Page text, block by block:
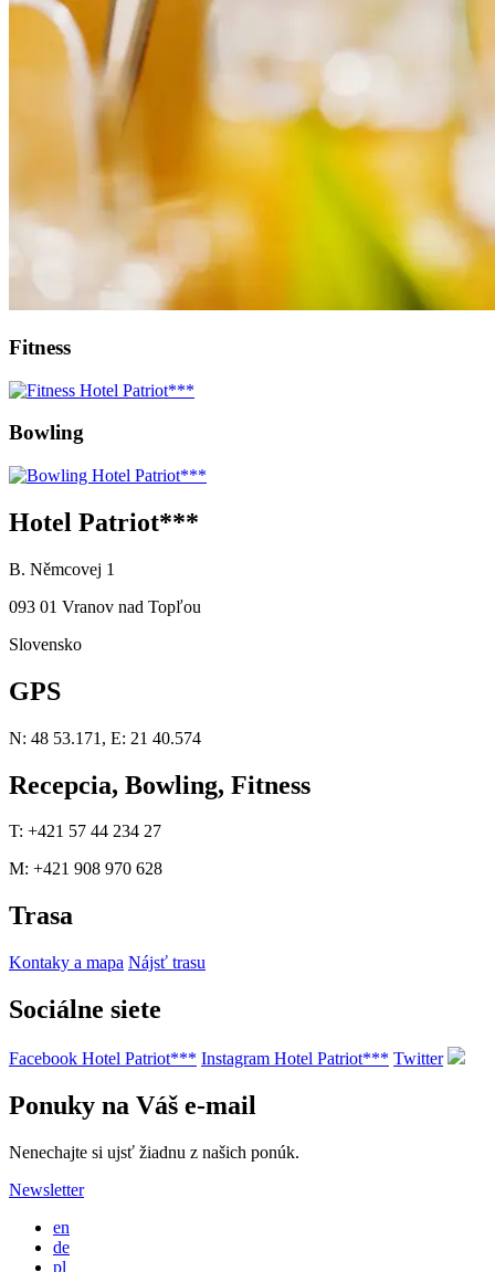
Fitness
Bowling
Hotel Patriot***
B. Němcovej 1
093 01 Vranov nad Topľou
Slovensko
GPS
N: 48 53.171, E: 21 40.574
Recepcia, Bowling, Fitness
T: +421 57 44 234 27
M: +421 908 970 628
Trasa
Kontaky a mapa Nájsť trasu
Sociálne siete
Facebook Hotel Patriot*** Instagram Hotel Patriot*** Twitter
Ponuky na Váš e-mail
Nenechajte si ujsť žiadnu z našich ponúk.
Newsletter
en
de
pl